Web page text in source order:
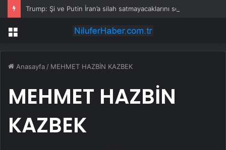
Trump: Şi ve Putin İran’a silah satmayacaklarını söyledi
Menü
Anasayfa / MEHMET HAZBİN KAZBEK
MEHMET HAZBİN
KAZBEK